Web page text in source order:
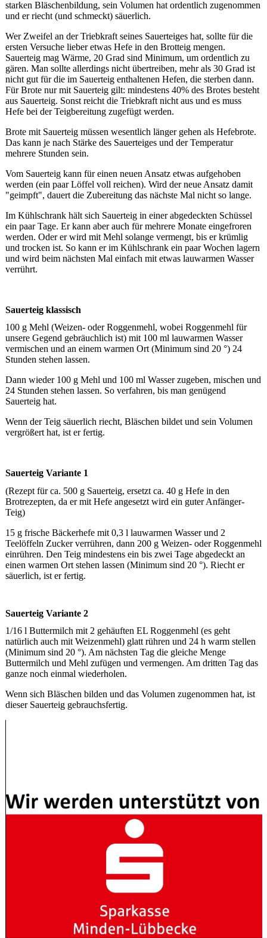
starken Bläschenbildung, sein Volumen hat ordentlich zugenommen
und er riecht (und schmeckt) säuerlich.
Wer Zweifel an der Triebkraft seines Sauerteiges hat, sollte für die
ersten Versuche lieber etwas Hefe in den Brotteig mengen.
Sauerteig mag Wärme, 20 Grad sind Minimum, um ordentlich zu
gären. Man sollte allerdings nicht übertreiben, mehr als 30 Grad ist
nicht gut für die im Sauerteig enthaltenen Hefen, die sterben dann.
Für Brote nur mit Sauerteig gilt: mindestens 40% des Brotes besteht
aus Sauerteig. Sonst reicht die Triebkraft nicht aus und es muss
Hefe bei der Teigbereitung zugefügt werden.
Brote mit Sauerteig müssen wesentlich länger gehen als Hefebrote.
Das kann je nach Stärke des Sauerteiges und der Temperatur
mehrere Stunden sein.
Vom Sauerteig kann für einen neuen Ansatz etwas aufgehoben
werden (ein paar Löffel voll reichen). Wird der neue Ansatz damit
"geimpft", dauert die Zubereitung das nächste Mal nicht so lange.
Im Kühlschrank hält sich Sauerteig in einer abgedeckten Schüssel
ein paar Tage. Er kann aber auch für mehrere Monate eingefroren
werden. Oder er wird mit Mehl solange vermengt, bis er krümlig
und trocken ist. So kann er im Kühlschrank ein paar Wochen lagern
und wird beim nächsten Mal einfach mit etwas lauwarmen Wasser
verrührt.
Sauerteig klassisch
100 g Mehl (Weizen- oder Roggenmehl, wobei Roggenmehl für
unsere Gegend gebräuchlich ist) mit 100 ml lauwarmen Wasser
vermischen und an einem warmen Ort (Minimum sind 20 °) 24
Stunden stehen lassen.
Dann wieder 100 g Mehl und 100 ml Wasser zugeben, mischen und
24 Stunden stehen lassen. So verfahren, bis man genügend
Sauerteig hat.
Wenn der Teig säuerlich riecht, Bläschen bildet und sein Volumen
vergrößert hat, ist er fertig.
Sauerteig Variante 1
(Rezept für ca. 500 g Sauerteig, ersetzt ca. 40 g Hefe in den
Brotrezepten, da er mit Hefe angesetzt wird ein guter Anfänger-
Teig)
15 g frische Bäckerhefe mit 0,3 l lauwarmen Wasser und 2
Teelöffeln Zucker verrühren, dann 200 g Weizen- oder Roggenmehl
einrühren. Den Teig mindestens ein bis zwei Tage abgedeckt an
einen warmen Ort stehen lassen (Minimum sind 20 °). Riecht er
säuerlich, ist er fertig.
Sauerteig Variante 2
1/16 l Buttermilch mit 2 gehäuften EL Roggenmehl (es geht
natürlich auch mit Weizenmehl) glatt rühren und 24 h warm stellen
(Minimum sind 20 °). Am nächsten Tag die gleiche Menge
Buttermilch und Mehl zufügen und vermengen. Am dritten Tag das
ganze noch einmal wiederholen.
Wenn sich Bläschen bilden und das Volumen zugenommen hat, ist
dieser Sauerteig gebrauchsfertig.